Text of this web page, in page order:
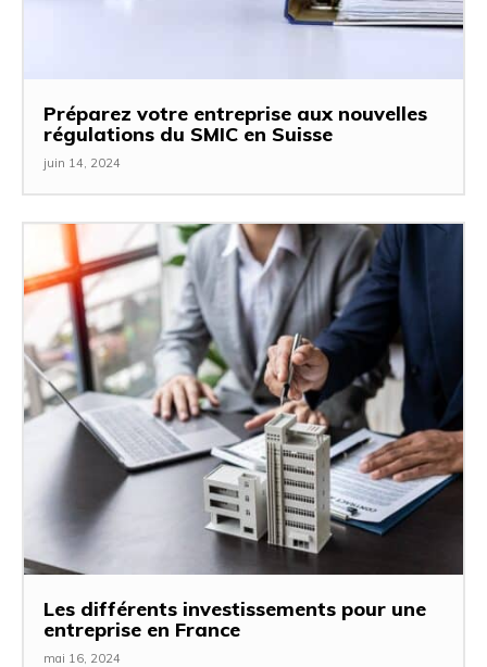
Préparez votre entreprise aux nouvelles
régulations du SMIC en Suisse
juin 14, 2024
Les différents investissements pour une
entreprise en France
mai 16, 2024